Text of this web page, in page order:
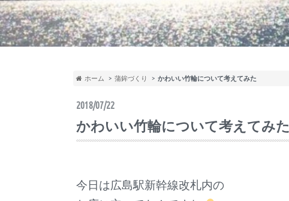
ホーム 蒲鉾づくり かわいい竹輪について考えてみた
2018/07/22
かわいい竹輪について考えてみた
今日は広島駅新幹線改札内の